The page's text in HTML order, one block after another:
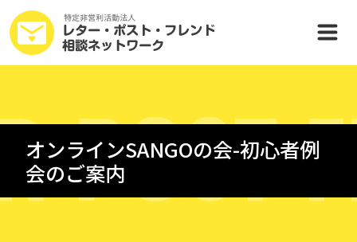
POSTF
オンラインSANGOの会-初心者例
会のご案内